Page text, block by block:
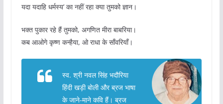
यदा यदाहि धर्मस्य’ का नहीं रहा क्या तुमको ज्ञान।
भक्त पुकार रहे हैं तुमको, अगणित मीरा बाबरिया।
कब आओगे कृष्ण कन्हैया, ओ राधा के साँवरियाँ।
स्व. श्री नवल सिंह भदौरिया
हिंदी खड़ी बोली और ब्रज भाषा
के जाने-माने कवि हैं। ब्रज